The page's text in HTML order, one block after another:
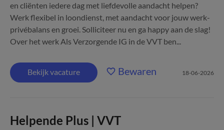
en cliënten iedere dag met liefdevolle aandacht helpen?
Werk flexibel in loondienst, met aandacht voor jouw werk-
privébalans en groei. Solliciteer nu en ga happy aan de slag!
Over het werk Als Verzorgende IG in de VVT ben...
Bekijk vacature Bewaren 18-06-2026
Helpende Plus | VVT